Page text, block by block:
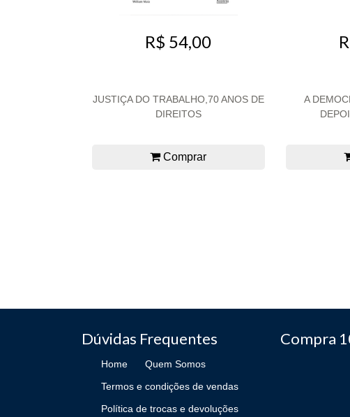
R$ 54,00
JUSTIÇA DO TRABALHO,70 ANOS DE
DIREITOS
Comprar
A
Dúvidas Frequentes
Home Quem Somos
Termos e condições de vendas
Política de trocas e devoluções
Compra